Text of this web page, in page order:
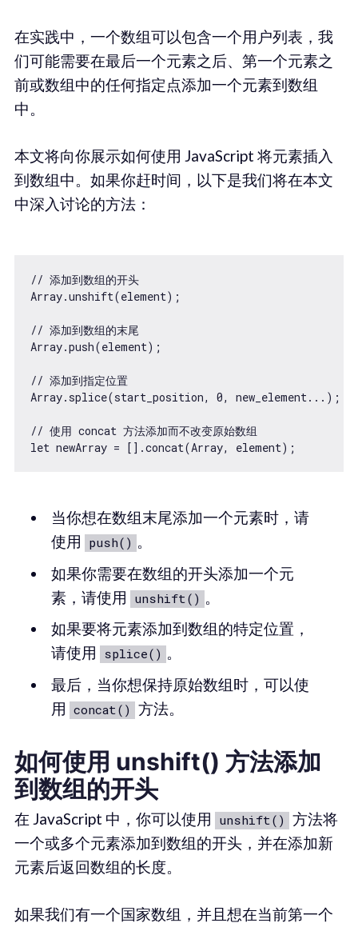
在实践中，一个数组可以包含一个用户列表，我
们可能需要在最后一个元素之后、第一个元素之
前或数组中的任何指定点添加一个元素到数组
中。
本文将向你展示如何使用 JavaScript 将元素插入
到数组中。如果你赶时间，以下是我们将在本文
中深入讨论的方法：
// 添加到数组的开头
Array.unshift(element);
// 添加到数组的末尾
Array.push(element);
// 添加到指定位置
Array.splice(start_position, 0, new_element...);
// 使用 concat 方法添加而不改变原始数组
当你想在数组末尾添加一个元素时，请
使用 push() 。
如果你需要在数组的开头添加一个元
素，请使用 unshift() 。
如果要将元素添加到数组的特定位置，
请使用 splice() 。
最后，当你想保持原始数组时，可以使
用 concat() 方法。
如何使用 unshift() 方法添加
到数组的开头
在 JavaScript 中，你可以使用 unshift() 方法将
一个或多个元素添加到数组的开头，并在添加新
元素后返回数组的长度。
如果我们有一个国家数组，并且想在当前第一个